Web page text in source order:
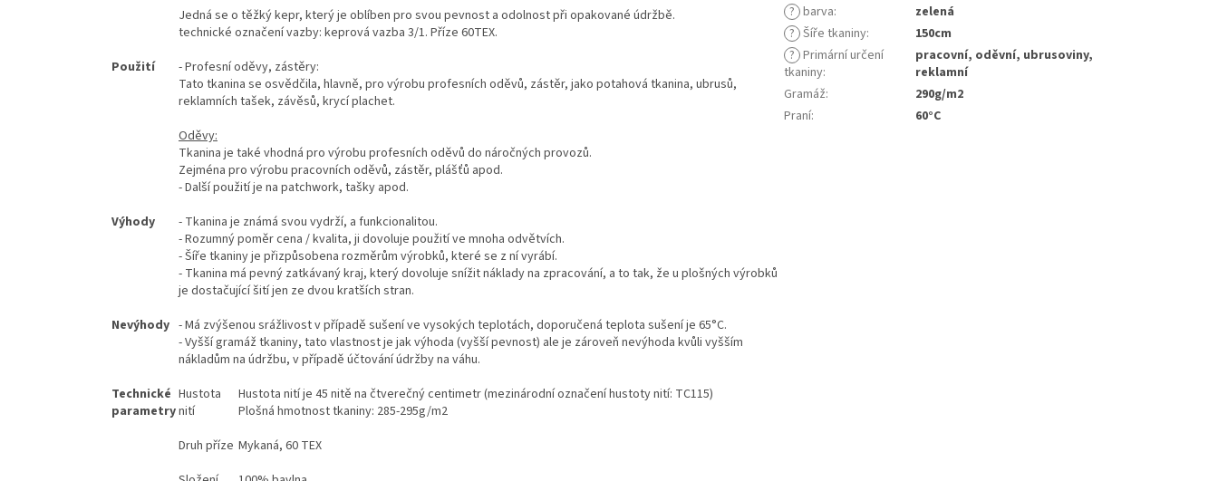
Jedná se o těžký kepr, který je oblíben pro svou pevnost a odolnost při opakované údržbě.
technické označení vazby: keprová vazba 3/1. Příze 60TEX.
Použití
- Profesní oděvy, zástěry:
Tato tkanina se osvědčila, hlavně, pro výrobu profesních oděvů, zástěr, jako potahová tkanina, ubrusů,
reklamních tašek, závěsů, krycí plachet.
Oděvy:
Tkanina je také vhodná pro výrobu profesních oděvů do náročných provozů.
Zejména pro výrobu pracovních oděvů, zástěr, plášťů apod.
- Další použití je na patchwork, tašky apod.
Výhody
- Tkanina je známá svou vydrží, a funkcionalitou.
- Rozumný poměr cena / kvalita, ji dovoluje použití ve mnoha odvětvích.
- Šíře tkaniny je přizpůsobena rozměrům výrobků, které se z ní vyrábí.
- Tkanina má pevný zatkávaný kraj, který dovoluje snížit náklady na zpracování, a to tak, že u plošných výrobků
je dostačující šití jen ze dvou kratších stran.
Nevýhody - Má zvýšenou srážlivost v případě sušení ve vysokých teplotách, doporučená teplota sušení je 65°C.
- Vyšší gramáž tkaniny, tato vlastnost je jak výhoda (vyšší pevnost) ale je zároveň nevýhoda kvůli vyšším
nákladům na údržbu, v případě účtování údržby na váhu.
Technické
parametry
Hustota
nití
Hustota nití je 45 nitě na čtverečný centimetr (mezinárodní označení hustoty nití: TC115)
Plošná hmotnost tkaniny: 285-295g/m2
Druh příze Mykaná, 60 TEX
? barva:
zelená
? Šíře tkaniny:
150cm
? Primární určení
tkaniny:
pracovní, oděvní, ubrusoviny,
reklamní
Gramáž:
290g/m2
Praní: 60°C